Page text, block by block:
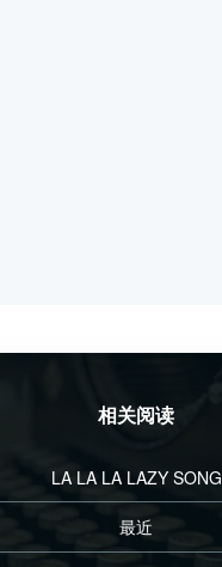
相关阅读
LA LA LA LAZY SONG
最近